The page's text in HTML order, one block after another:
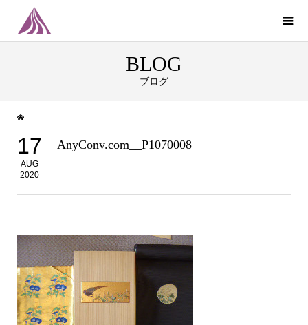
BLOG
ブログ
17
AUG
2020
AnyConv.com__P1070008